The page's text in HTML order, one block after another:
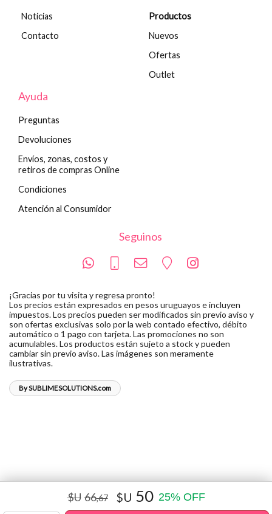
$U 66,67 $U 50 25% OFF
Noticias
Contacto
Productos
Nuevos
Ofertas
Outlet
Ayuda
Preguntas
Devoluciones
Envíos, zonas, costos y
retiros de compras Online
Condiciones
Atención al Consumidor
Seguinos
¡Gracias por tu visita y regresa pronto!
Los precios están expresados en pesos uruguayos e incluyen
impuestos. Los precios pueden ser modificados sin previo aviso y
son ofertas exclusivas solo por la web contado efectivo, débito
automático o 1 pago con tarjeta. Las promociones no son
acumulables. Los productos están sujeto a stock y pueden
cambiar sin previo aviso. Las imágenes son meramente
ilustrativas.
By SUBLIMESOLUTIONS.com